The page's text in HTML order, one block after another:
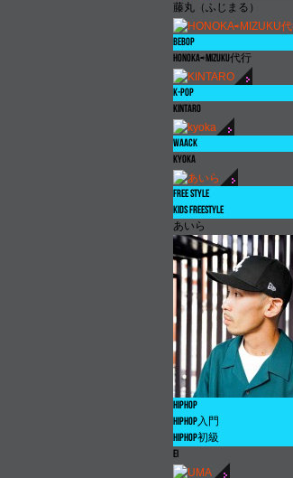
藤丸（ふじまる）
BEBOP
HONOKA⇨MIZUKU代行
K-POP
KINTARO
WAACK
kyoka
FREE STYLE
KIDS FREESTYLE
あいら
HIPHOP
HIPHOP入門
HIPHOP初級
EI